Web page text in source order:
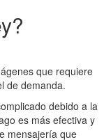
que requiere
de demanda.
debido a la
es más efectiva y
mensajería que